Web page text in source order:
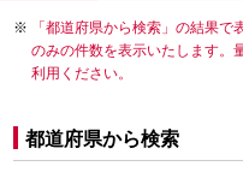
「都道府県から検索」の結果
のみの件数を表示いたします。
利用ください。
都道府県から検索